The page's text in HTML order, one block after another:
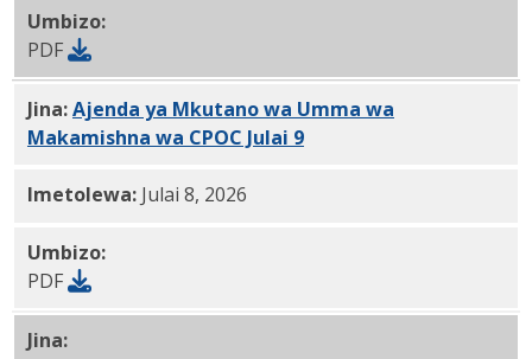
Umbizo:
PDF
Jina:Ajenda ya Mkutano wa Umma wa
Makamishna wa CPOC Julai 9, 2026 PDF
Imetolewa: Julai 8, 2026
Umbizo:
PDF
Jina:CPOC Mei Malalamiko Rufaa Ripoti PDF